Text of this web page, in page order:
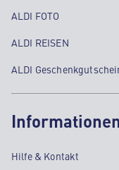
ALDI FOTO
ALDI REISEN
ALDI
Hilfe & Kontakt